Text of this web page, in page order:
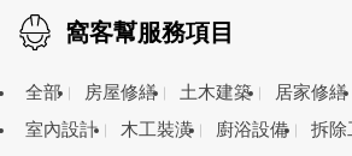
窩客幫服務項目
全部 房屋修繕 土木建築 居家修繕
室內設計
木工裝潢 廚浴設備 拆除